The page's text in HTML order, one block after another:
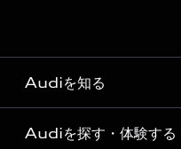
Audiを知る
Audi ブランド
Audiを探す・体験する